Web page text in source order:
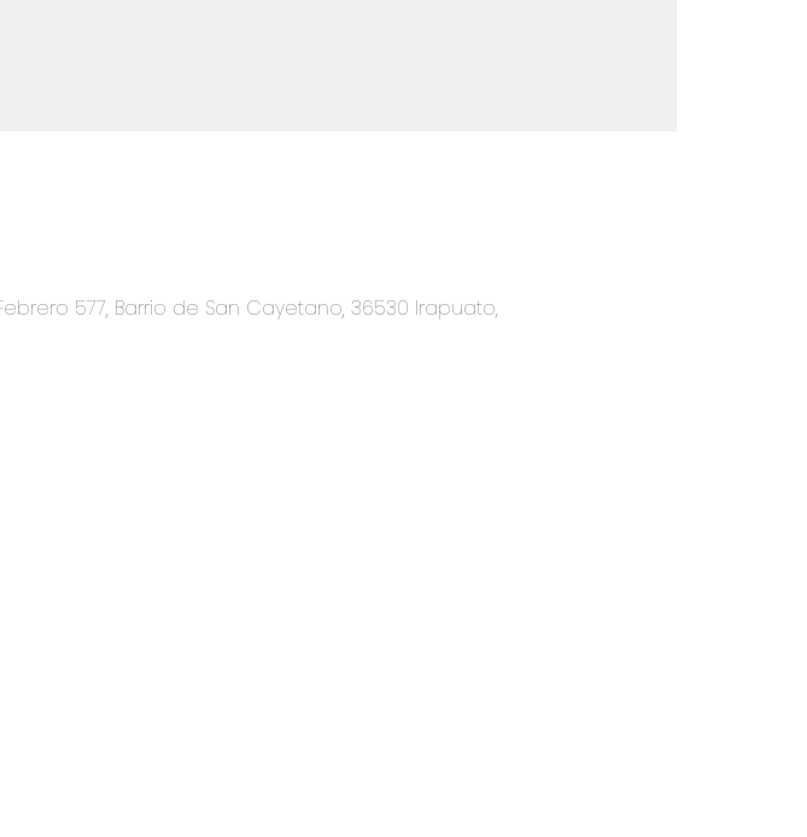
577, Barrio de San Cayetano, 36530 Irapuato,